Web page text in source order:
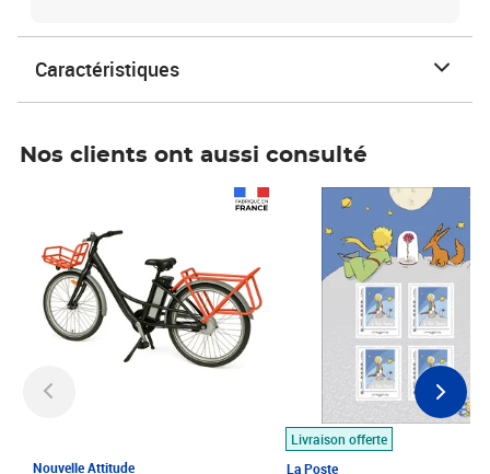
Caractéristiques
Nos clients ont aussi consulté
Nouvelle Attitude
Livraison offerte
La Poste
Prix 7,50€